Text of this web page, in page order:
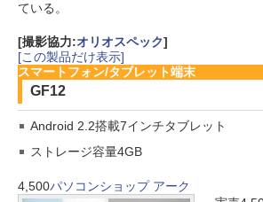
ている。
[撮影協力:オリオスペック]
[この製品だけ表示]
スマートフォン/タブレット端末
GF12
Android 2.2搭載7インチタブレット
ストレージ容量4GB
4,500パソコンショップ アーク